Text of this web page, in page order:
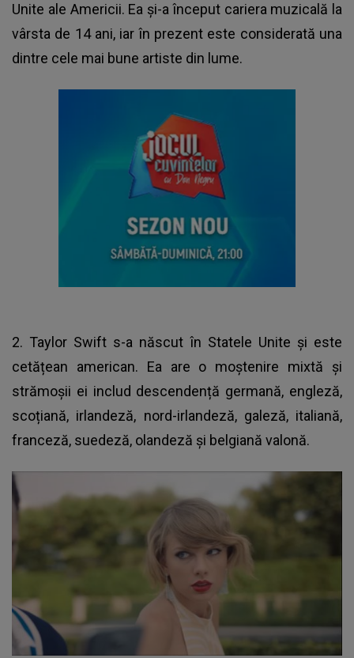
Unite ale Americii. Ea și-a început cariera muzicală la
vârsta de 14 ani, iar în prezent este considerată una
dintre cele mai bune artiste din lume.
2. Taylor Swift s-a născut în Statele Unite și este
cetățean american. Ea are o moștenire mixtă și
strămoșii ei includ descendență germană, engleză,
scoțiană, irlandeză, nord-irlandeză, galeză, italiană,
franceză, suedeză, olandeză și belgiană valonă.